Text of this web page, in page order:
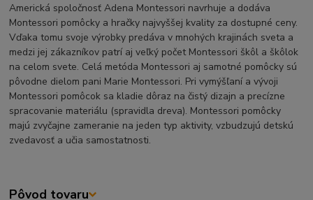
Americká spoločnosť Adena Montessori navrhuje a dodáva
Montessori pomôcky a hračky najvyššej kvality za dostupné ceny.
Vďaka tomu svoje výrobky predáva v mnohých krajinách sveta a
medzi jej zákazníkov patrí aj veľký počet Montessori škôl a škôlok
na celom svete. Celá metóda Montessori aj samotné pomôcky sú
pôvodne dielom pani Marie Montessori. Pri vymýšľaní a vývoji
Montessori pomôcok sa kladie dôraz na čistý dizajn a precízne
spracovanie materiálu (spravidla dreva). Montessori pomôcky
majú zvyčajne zameranie na jeden typ aktivity, vzbudzujú detskú
zvedavosť a učia samostatnosti.
Pôvod tovaru